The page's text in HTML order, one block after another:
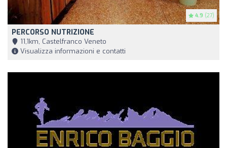
4.9 (27)
PERCORSO NUTRIZIONE
11,1km, Castelfranco Veneto
Visualizza informazioni e contatti